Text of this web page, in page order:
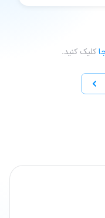
کلیک کنید.